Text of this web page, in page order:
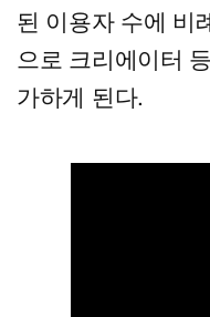
된 이용자 수에 비
으로 크리에이터
가하게 된다.